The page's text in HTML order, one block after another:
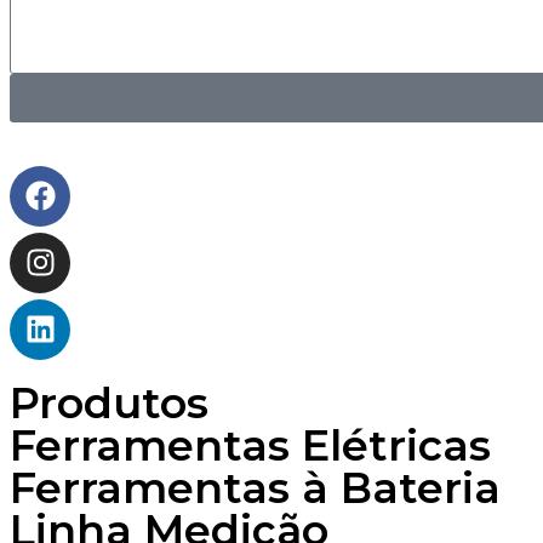
Produtos
Ferramentas Elétricas
Ferramentas à Bateria
Linha Medição